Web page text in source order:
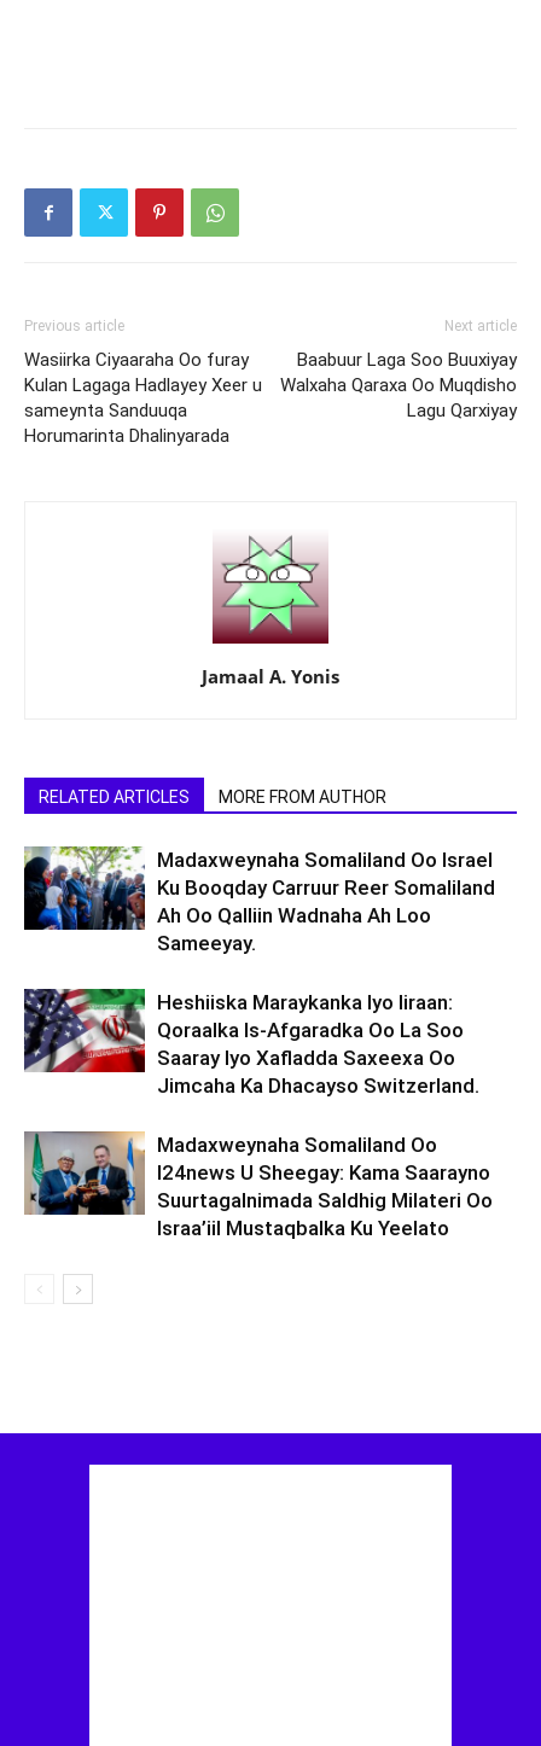
Previous article
Wasiirka Ciyaaraha Oo furay
Kulan Lagaga Hadlayey Xeer u
sameynta Sanduuqa
Horumarinta Dhalinyarada
Next article
Baabuur Laga Soo Buuxiyay
Walxaha Qaraxa Oo Muqdisho
Lagu Qarxiyay
Jamaal A. Yonis
RELATED ARTICLES MORE FROM AUTHOR
Madaxweynaha Somaliland Oo Israel
Ku Booqday Carruur Reer Somaliland
Ah Oo Qalliin Wadnaha Ah Loo
Sameeyay.
Heshiiska Maraykanka Iyo Iiraan:
Qoraalka Is-Afgaradka Oo La Soo
Saaray Iyo Xafladda Saxeexa Oo
Jimcaha Ka Dhacayso Switzerland.
Madaxweynaha Somaliland Oo
I24news U Sheegay: Kama Saarayno
Suurtagalnimada Saldhig Milateri Oo
Israa’iil Mustaqbalka Ku Yeelato